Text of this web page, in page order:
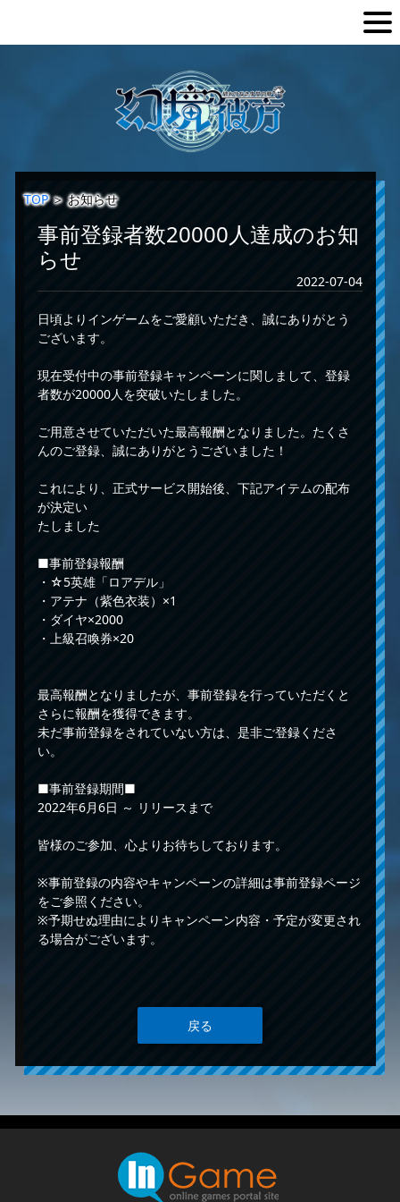
TOP＞お知らせ
事前登録者数20000人達成のお知
らせ
2022-07-04
日頃よりインゲームをご愛顧いただき、誠にありがとう
ございます。
現在受付中の事前登録キャンペーンに関しまして、登録
者数が20000人を突破いたしました。
ご用意させていただいた最高報酬となりました。たくさ
んのご登録、誠にありがとうございました！
これにより、正式サービス開始後、下記アイテムの配布
が決定い
たしました
■事前登録報酬
・☆5英雄「ロアデル」
・アテナ（紫色衣装）×1
・ダイヤ×2000
・上級召喚券×20
最高報酬となりましたが、事前登録を行っていただくと
さらに報酬を獲得できます。
未だ事前登録をされていない方は、是非ご登録くださ
い。
■事前登録期間■
2022年6月6日 ～ リリースまで
皆様のご参加、心よりお待ちしております。
※事前登録の内容やキャンペーンの詳細は事前登録ページ
をご参照ください。
※予期せぬ理由によりキャンペーン内容・予定が変更され
る場合がございます。
戻る